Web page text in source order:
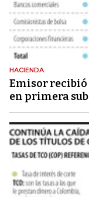
HACIENDA
Emisor recibió
en primera